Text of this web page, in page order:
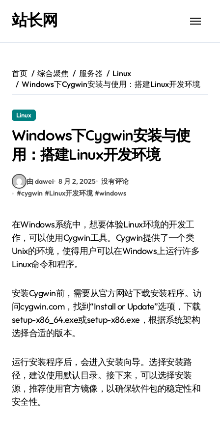
站长网
首页 综合聚焦 服务器
Linux
Windows下Cygwin安装与使用：搭建Linux开发环境
Linux
Windows下Cygwin安装与使
用：搭建Linux开发环境
由 dawei 8 月 2, 2025 没有评论
#cygwin #Linux开发环境 #windows
在Windows系统中，想要体验Linux环境的开发工
作，可以使用Cygwin工具。Cygwin提供了一个类
Unix的环境，使得用户可以在Windows上运行许多
Linux命令和程序。
安装Cygwin前，需要从官方网站下载安装程序。访
问cygwin.com，找到“Install or Update”选项，下载
setup-x86_64.exe或setup-x86.exe，根据系统架构
选择合适的版本。
运行安装程序后，会进入安装向导。选择安装路
径，建议使用默认目录。接下来，可以选择安装
源，推荐使用官方镜像，以确保软件包的稳定性和
安全性。